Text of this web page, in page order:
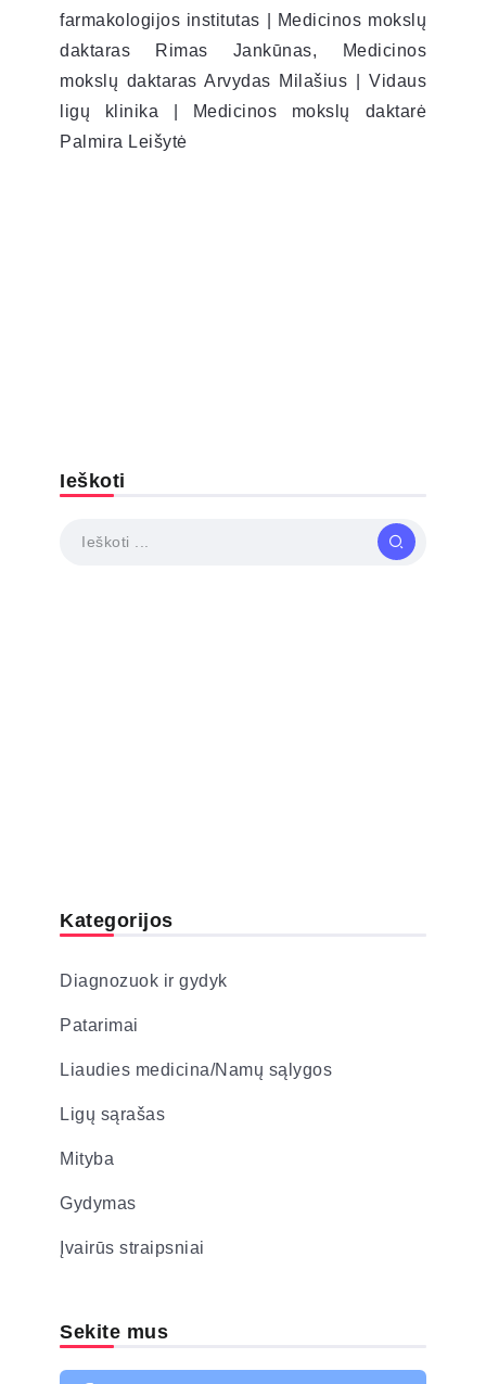
farmakologijos institutas | Medicinos mokslų
daktaras Rimas Jankūnas, Medicinos
mokslų daktaras Arvydas Milašius | Vidaus
ligų klinika | Medicinos mokslų daktarė
Palmira Leišytė
Ieškoti
Kategorijos
Diagnozuok ir gydyk
Patarimai
Liaudies medicina/Namų sąlygos
Ligų sąrašas
Mityba
Gydymas
Įvairūs straipsniai
Sekite mus